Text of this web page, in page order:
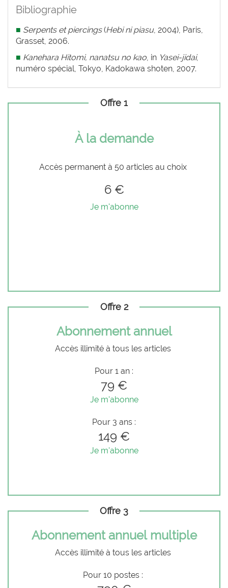
Bibliographie
■ Serpents et piercings(Hebi ni piasu, 2004), Paris,
Grasset, 2006.
■ Kanehara Hitomi, nanatsu no kao, in Yasei-jidai,
numéro spécial, Tokyo, Kadokawa shoten, 2007.
Offre 1
À la demande
Accès permanent à 50 articles au choix
6 €
Je m'abonne
Offre 2
Abonnement annuel
Accès illimité à tous les articles
Pour 1 an :
79 €
Je m'abonne
Pour 3 ans :
149 €
Je m'abonne
Offre 3
Abonnement annuel multiple
Accès illimité à tous les articles
Pour 10 postes :